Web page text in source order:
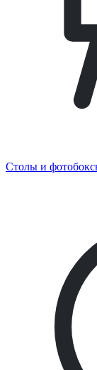
Столы и